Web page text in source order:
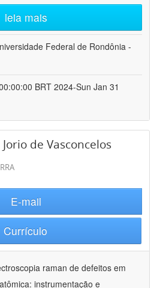
leia mais
Federal de Rondônia -
BRT 2024-Sun Jan 31
de Vasconcelos
E-mail
Currículo
raman de defeitos em
instrumentação e